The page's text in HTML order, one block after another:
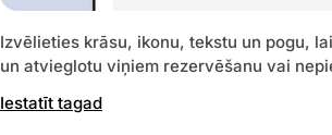
Izvēlieties krāsu, ikonu, tekstu un pogu,
un atvieglotu viņiem rezervēšanu vai
Iestatīt tagad